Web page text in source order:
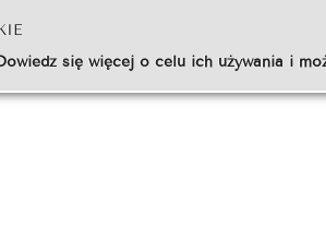
się więcej o celu ich używania i